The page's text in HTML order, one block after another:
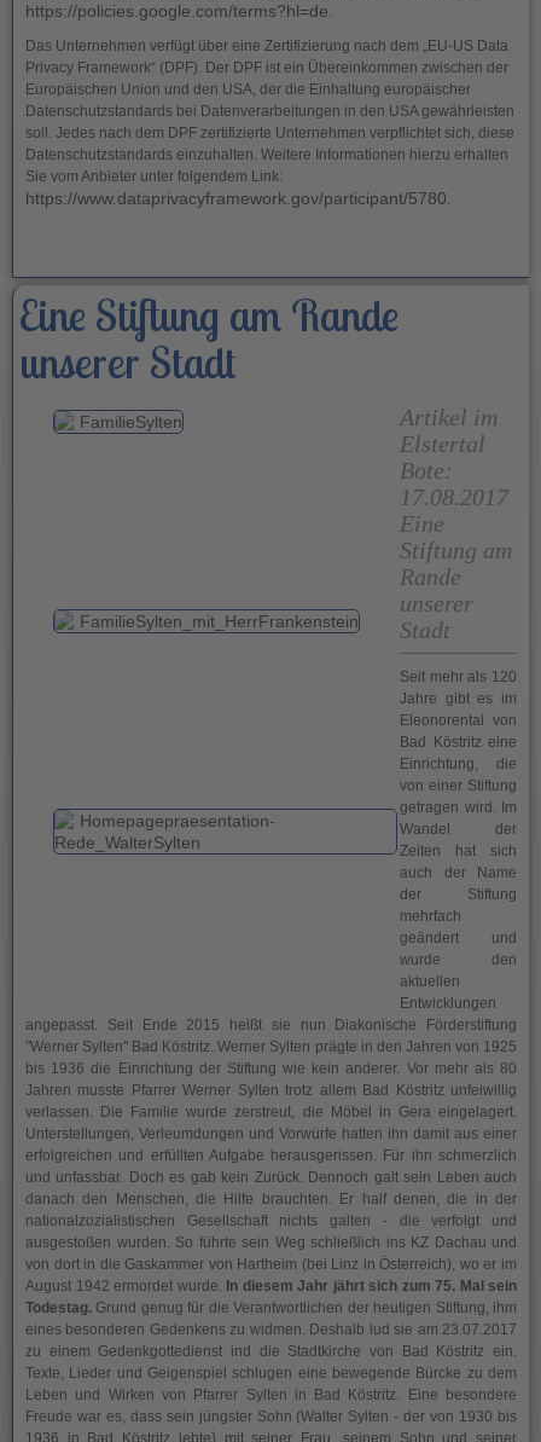
https://policies.google.com/terms?hl=de.
Das Unternehmen verfügt über eine Zertifizierung nach dem „EU-US Data
Privacy Framework“ (DPF). Der DPF ist ein Übereinkommen zwischen der
Europäischen Union und den USA, der die Einhaltung europäischer
Datenschutzstandards bei Datenverarbeitungen in den USA gewährleisten
soll. Jedes nach dem DPF zertifizierte Unternehmen verpflichtet sich, diese
Datenschutzstandards einzuhalten. Weitere Informationen hierzu erhalten
Sie vom Anbieter unter folgendem Link:
https://www.dataprivacyframework.gov/participant/5780.
Eine Stiftung am Rande
unserer Stadt
Artikel im
Elstertal
Bote:
17.08.2017
Eine
Stiftung am
Rande
unserer
Stadt
Seit mehr als 120
Jahre gibt es im
Eleonorental von
Bad Köstritz eine
Einrichtung, die
von einer Stiftung
getragen wird. Im
Wandel der
Zeiten hat sich
auch der Name
der Stiftung
mehrfach
geändert und
wurde den
aktuellen
Entwicklungen
angepasst. Seit Ende 2015 heißt sie nun Diakonische Förderstiftung
"Werner Sylten" Bad Köstritz. Werner Sylten prägte in den Jahren von 1925
bis 1936 die Einrichtung der Stiftung wie kein anderer. Vor mehr als 80
Jahren musste Pfarrer Werner Sylten trotz allem Bad Köstritz unfeiwillig
verlassen. Die Familie wurde zerstreut, die Möbel in Gera eingelagert.
Unterstellungen, Verleumdungen und Vorwürfe hatten ihn damit aus einer
erfolgreichen und erfüllten Aufgabe herausgerissen. Für ihn schmerzlich
und unfassbar. Doch es gab kein Zurück. Dennoch galt sein Leben auch
danach den Menschen, die Hilfe brauchten. Er half denen, die in der
nationalzozialistischen Gesellschaft nichts galten - die verfolgt und
ausgestoßen wurden. So führte sein Weg schließlich ins KZ Dachau und
von dort in die Gaskammer von Hartheim (bei Linz in Österreich), wo er im
August 1942 ermordet wurde. In diesem Jahr jährt sich zum 75. Mal sein
Todestag. Grund genug für die Verantwortlichen der heutigen Stiftung, ihm
eines besonderen Gedenkens zu widmen. Deshalb lud sie am 23.07.2017
zu einem Gedenkgottedienst ind die Stadtkirche von Bad Köstritz ein.
Texte, Lieder und Geigenspiel schlugen eine bewegende Bürcke zu dem
Leben und Wirken von Pfarrer Sylten in Bad Köstritz. Eine besondere
Freude war es, dass sein jüngster Sohn (Walter Sylten - der von 1930 bis
1936 in Bad Köstritz lebte) mit seiner Frau, seinem Sohn und seiner